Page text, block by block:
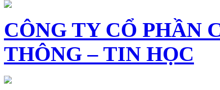
CÔNG TY CỔ PHẦN
THÔNG – TIN HỌC